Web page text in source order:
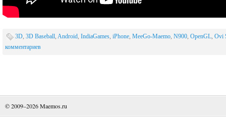
3D, 3D Baseball, Android, IndiaGames, iPhone, MeeGo-Maemo, N900, OpenGL, Ovi
комментариев
© 2009–2026Maemos.ru